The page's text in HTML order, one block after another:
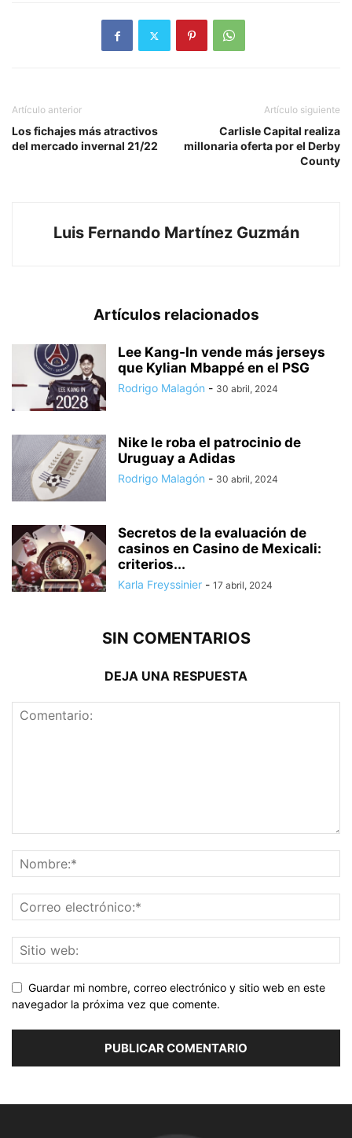
Artículo anterior
Los fichajes más atractivos
del mercado invernal 21/22
Artículo siguiente
Carlisle Capital realiza
millonaria oferta por el Derby
County
Luis Fernando Martínez Guzmán
Artículos relacionados
Lee Kang-In vende más jerseys
que Kylian Mbappé en el PSG
Rodrigo Malagón - 30 abril, 2024
Nike le roba el patrocinio de
Uruguay a Adidas
Rodrigo Malagón - 30 abril, 2024
Secretos de la evaluación de
casinos en Casino de Mexicali:
сriterios...
Karla Freyssinier - 17 abril, 2024
SIN COMENTARIOS
DEJA UNA RESPUESTA
Guardar mi nombre, correo electrónico y sitio web en este
navegador la próxima vez que comente.